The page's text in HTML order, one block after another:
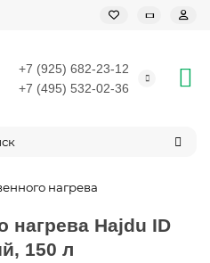
+7 (925) 682-23-12
+7 (495) 532-02-36
нагрева
нагрева Hajdu ID
150 л